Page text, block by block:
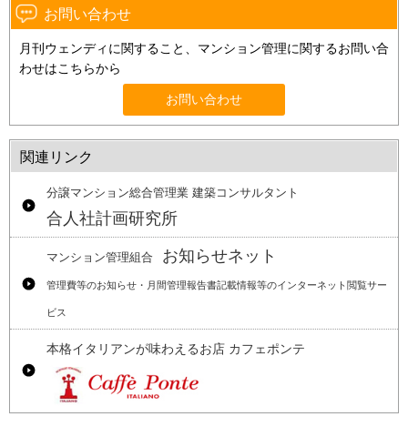
お問い合わせ
月刊ウェンディに関すること、マンション管理に関するお問い合
わせはこちらから
お問い合わせ
関連リンク
分譲マンション総合管理業 建築コンサルタント
合人社計画研究所
マンション管理組合 お知らせネット
管理費等のお知らせ・月間管理報告書記載情報等のインターネット閲覧サー
ビス
本格イタリアンが味わえるお店 カフェポンテ